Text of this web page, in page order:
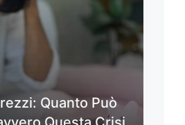
Quanto Può